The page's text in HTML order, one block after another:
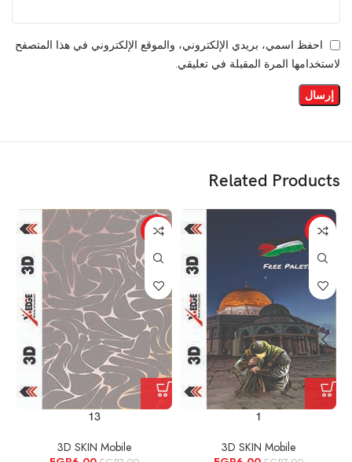
احفظ اسمي، بريدي الإلكتروني، والموقع الإلكتروني في هذا المتصفح
لاستخدامها المرة المقبلة في تعليقي.
Related Products
-14%
1
3D SKIN Mobile
-14%
13
3D SKIN Mobile